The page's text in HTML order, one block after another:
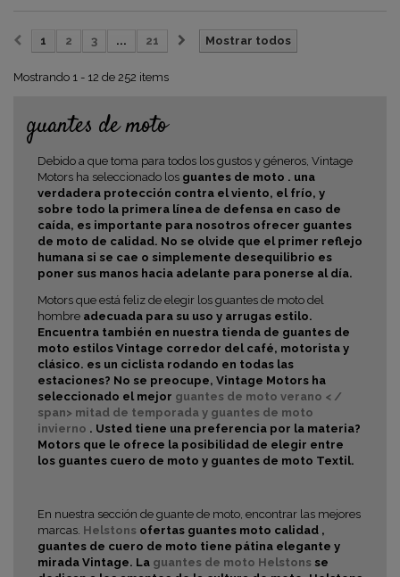
Mostrar todos
1 2 3 ... 21
Mostrando 1 - 12 de 252 items
guantes de moto
Debido a que toma para todos los gustos y géneros, Vintage
Motors ha seleccionado los guantes de moto . una
verdadera protección contra el viento, el frío, y
sobre todo la primera línea de defensa en caso de
caída, es importante para nosotros ofrecer guantes
de moto de calidad. No se olvide que el primer reflejo
humana si se cae o simplemente desequilibrio es
poner sus manos hacia adelante para ponerse al día.
Motors que está feliz de elegir los guantes de moto del
hombre adecuada para su uso y arrugas estilo.
Encuentra también en nuestra tienda de guantes de
moto estilos Vintage corredor del café, motorista y
clásico. es un ciclista rodando en todas las
estaciones? No se preocupe, Vintage Motors ha
seleccionado el mejor guantes de moto verano < /
span> mitad de temporada y guantes de moto
invierno . Usted tiene una preferencia por la materia?
Motors que le ofrece la posibilidad de elegir entre
los guantes cuero de moto y guantes de moto Textil.
En nuestra sección de guante de moto, encontrar las mejores
marcas. Helstons ofertas guantes moto calidad ,
guantes de cuero de moto tiene pátina elegante y
mirada Vintage. La guantes de moto Helstons se